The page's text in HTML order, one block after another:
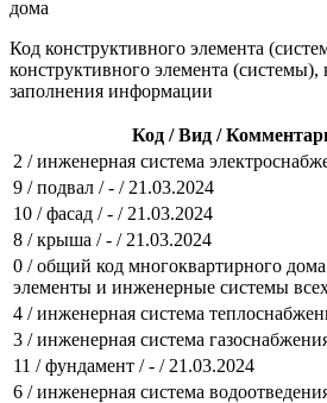
дома
Код конструктивного элемента
конструктивного элемента (системы),
заполнения информации
Код / Вид /
2 / инженерная система
9 / подвал / - / 21.03.2024
10 / фасад / - / 21.03.2024
8 / крыша / - / 21.03.2024
0 / общий код многоквартирного
элементы и инженерные системы
4 / инженерная система
3 / инженерная система
11 / фундамент / - / 21.03.2024
6 / инженерная система